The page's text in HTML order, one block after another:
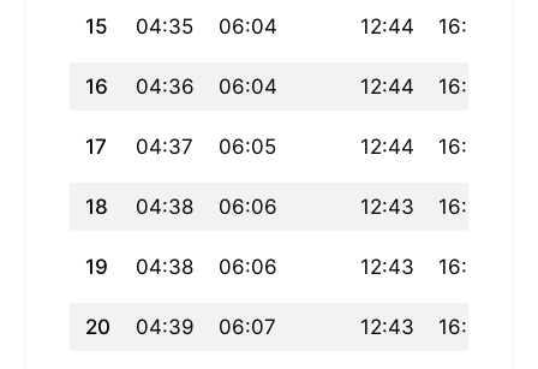
15 04:35 06:04 12:44 16:24
16 04:36 06:04 12:44 16:23
17 04:37 06:05 12:44 16:23
18 04:38 06:06 12:43 16:23
19 04:38 06:06 12:43 16:22
20 04:39 06:07 12:43 16:22